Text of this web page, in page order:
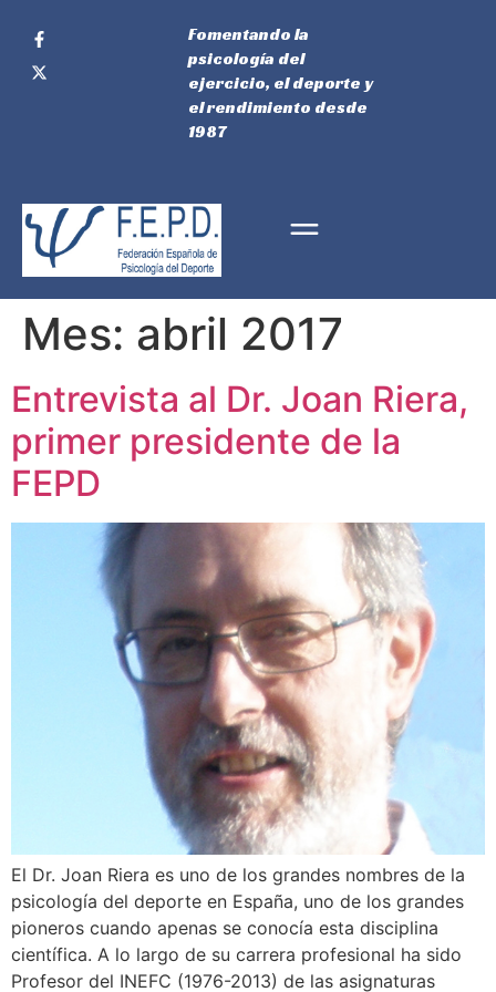
Fomentando la
psicología del
ejercicio, el deporte y
el rendimiento desde
1987
Mes: abril 2017
Entrevista al Dr. Joan Riera,
primer presidente de la
FEPD
El Dr. Joan Riera es uno de los grandes nombres de la
psicología del deporte en España, uno de los grandes
pioneros cuando apenas se conocía esta disciplina
científica. A lo largo de su carrera profesional ha sido
Profesor del INEFC (1976-2013) de las asignaturas